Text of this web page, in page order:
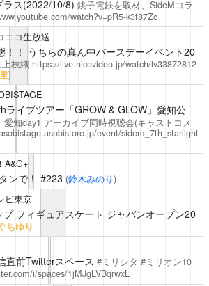
ラス(2022/10/8) 銚子電鉄を取材、SideMコラ
watch?v=pR5-k3f87Zc
ニコ生放送
！ うちらの真ん中バースデーイベント20
枝織 https://live.nicovideo.jp/watch/lv33872812
)
ライブツアー「GROW & GLOW」愛知公
愛知day1 アーカイブ同時視聴会(キャストコメ
event/sidem_7th_starlight
A&G+
ンで！ #223 (鈴木みのり)
ビ東京
フィギュアスケート ジャパンオープン20
ちゆり
直前Twitterスペース #ミリシタ #ミリオン10
i/spaces/1jMJgLVBqrwxL